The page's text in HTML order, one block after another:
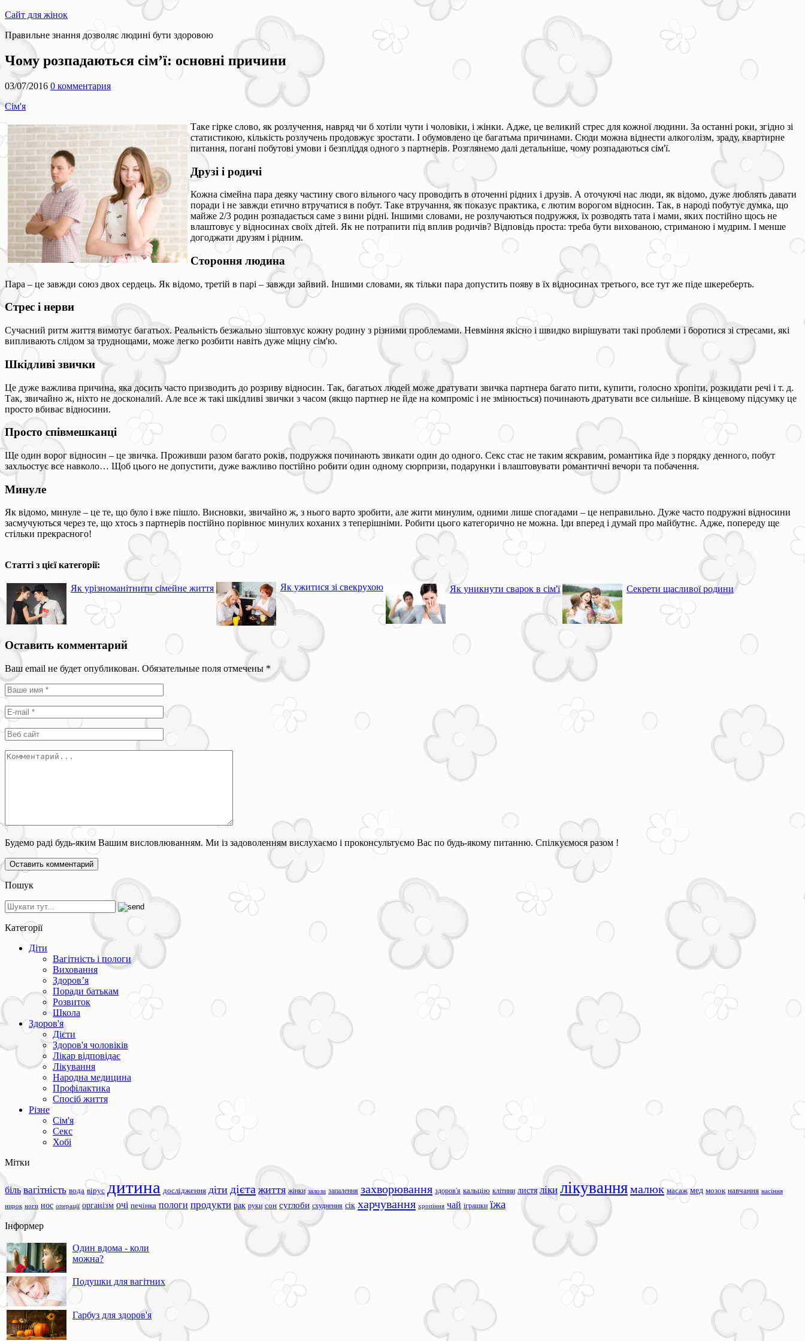
Сайт для жінок
Правильне знання дозволяє людині бути здоровою
Чому розпадаються сім’ї: основні причини
03/07/2016 0 комментария
Сім'я
Таке гірке слово, як розлучення, навряд чи б хотіли чути і чоловіки, і жінки. Адже, це великий стрес для кожної людини. За останні роки, згідно зі
статистикою, кількість розлучень продовжує зростати. І обумовлено це багатьма причинами. Сюди можна віднести алкоголізм, зраду, квартирне
питання, погані побутові умови і безпліддя одного з партнерів. Розглянемо далі детальніше, чому розпадаються сім'ї.
Друзі і родичі
Кожна сімейна пара деяку частину свого вільного часу проводить в оточенні рідних і друзів. А оточуючі нас люди, як відомо, дуже люблять давати
поради і не завжди етично втручатися в побут. Таке втручання, як показує практика, є лютим ворогом відносин. Так, в народі побутує думка, що
майже 2/3 родин розпадається саме з вини рідні. Іншими словами, не розлучаються подружжя, їх розводять тата і мами, яких постійно щось не
влаштовує у відносинах своїх дітей. Як не потрапити під вплив родичів? Відповідь проста: треба бути вихованою, стриманою і мудрим. І менше
догоджати друзям і рідним.
Стороння людина
Пара – це завжди союз двох сердець. Як відомо, третій в парі – завжди зайвий. Іншими словами, як тільки пара допустить появу в їх відносинах третього, все тут же піде шкереберть.
Стрес і нерви
Сучасний ритм життя вимотує багатьох. Реальність безжально зіштовхує кожну родину з різними проблемами. Невміння якісно і швидко вирішувати такі проблеми і боротися зі стресами, які
випливають слідом за труднощами, може легко розбити навіть дуже міцну сім'ю.
Шкідливі звички
Це дуже важлива причина, яка досить часто призводить до розриву відносин. Так, багатьох людей може дратувати звичка партнера багато пити, купити, голосно хропіти, розкидати речі і т. д.
Так, звичайно ж, ніхто не досконалий. Але все ж такі шкідливі звички з часом (якщо партнер не йде на компроміс і не змінюється) починають дратувати все сильніше. В кінцевому підсумку це
просто вбиває відносини.
Просто співмешканці
Ще один ворог відносин – це звичка. Проживши разом багато років, подружжя починають звикати один до одного. Секс стає не таким яскравим, романтика йде з порядку денного, побут
захльостує все навколо… Щоб цього не допустити, дуже важливо постійно робити один одному сюрпризи, подарунки і влаштовувати романтичні вечори та побачення.
Минуле
Як відомо, минуле – це те, що було і вже пішло. Висновки, звичайно ж, з нього варто зробити, але жити минулим, одними лише спогадами – це неправильно. Дуже часто подружні відносини
засмучуються через те, що хтось з партнерів постійно порівнює минулих коханих з теперішніми. Робити цього категорично не можна. Іди вперед і думай про майбутнє. Адже, попереду ще
стільки прекрасного!
Статті з цієї категорії:
Як урізноманітнити сімейне життя Як ужитися зі свекрухою Як уникнути сварок в сім'ї Секрети щасливої родини
Оставить комментарий
Ваш email не будет опубликован. Обязательные поля отмечены *
Будемо раді будь-яким Вашим висловлюванням. Ми із задоволенням вислухаємо і проконсультуємо Вас по будь-якому питанню. Спілкуємося разом !
Пошук
Категорії
Діти
Вагітність і пологи
Виховання
Здоров’я
Поради батькам
Розвиток
Школа
Здоров'я
Дієти
Здоров'я чоловіків
Лікар відповідає
Лікування
Народна медицина
Профілактика
Спосіб життя
Різне
Сім'я
Секс
Хобі
Мітки
біль вагітність вода вірус дитина дослідження діти дієта життя жінки залози запалення захворювання здоров'я кальцію клітини листя ліки лікуваннямалюк масаж мед мозок навчання насіння
нирок ноги нос операції організм очі печінка пологи продукти рак руки сон суглоби схуднення сік харчування хропіння чай іграшки їжа
Інформер
Один вдома - коли
можна?
Подушки для вагітних
Гарбуз для здоров'я